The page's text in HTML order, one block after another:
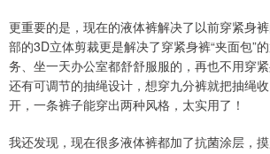
更重要的是，现在的液体裤解决了以前穿紧身
部的3D立体剪裁更是解决了穿紧身裤“夹面包”
务、坐一天办公室都舒舒服服的，再也不用穿
还有可调节的抽绳设计，想穿九分裤就把抽绳
开，一条裤子能穿出两种风格，太实用了！
我还发现，现在很多液体裤都加了抗菌涂层，